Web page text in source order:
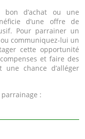
d’achat ou une
d’une offre de
Pour parrainer un
communiquez-lui un
cette opportunité
et faire des
une chance d’alléger
: